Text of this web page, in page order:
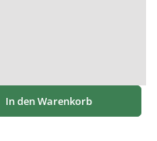
oder benutze die Schaltflächen
In den Warenkorb